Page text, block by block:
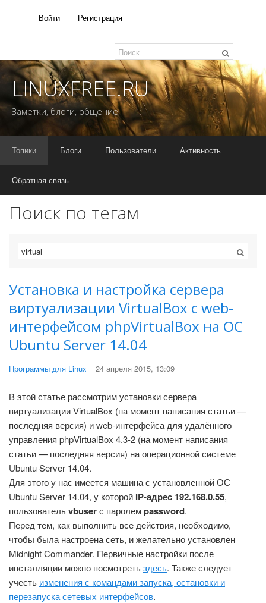
Войти Регистрация
LINUXFREE.RU
Заметки, блоги, общение
Топики Блоги Пользователи Активность
Обратная связь
Поиск по тегам
Установка и настройка сервера
виртуализации VirtualBox c web-
интерфейсом phpVirtualBox на ОС
Ubuntu Server 14.04
Программы для Linux 24 апреля 2015, 13:09
В этой статье рассмотрим установки сервера
виртуализации VirtualBox (на момент написания статьи —
последняя версия) и web-интерфейса для удалённого
управления phpVirtualBox 4.3-2 (на момент написания
статьи — последняя версия) на операционной системе
Ubuntu Server 14.04.
Для этого у нас имеется машина с установленной ОС
Ubuntu Server 14.04, у которой IP-адрес 192.168.0.55,
пользовательvbuserс паролемpassword.
Перед тем, как выполнить все действия, необходимо,
чтобы была настроена сеть, и желательно установлен
Midnight Commander. Первичные настройки после
инсталляции можно посмотретьздесь. Также следует
учесть изменения с командами запуска, остановки и
перезапуска сетевых интерфейсов.